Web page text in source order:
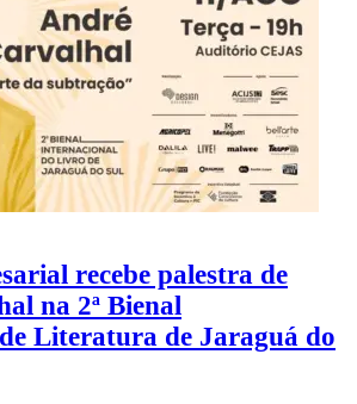
recebe palestra de
na 2ª Bienal
Literatura de Jaraguá do